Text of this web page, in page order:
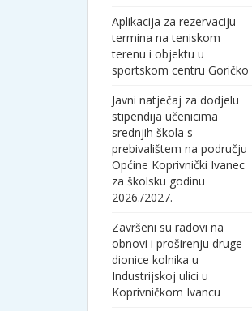
Aplikacija za rezervaciju
termina na teniskom
terenu i objektu u
sportskom centru Goričko
Javni natječaj za dodjelu
stipendija učenicima
srednjih škola s
prebivalištem na području
Općine Koprivnički Ivanec
za školsku godinu
2026./2027.
Završeni su radovi na
obnovi i proširenju druge
dionice kolnika u
Industrijskoj ulici u
Koprivničkom Ivancu